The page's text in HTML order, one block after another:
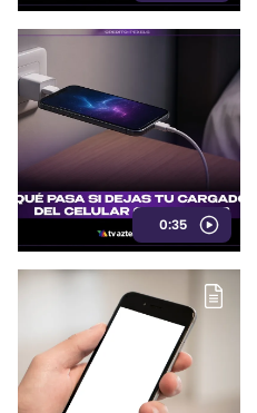
0:35